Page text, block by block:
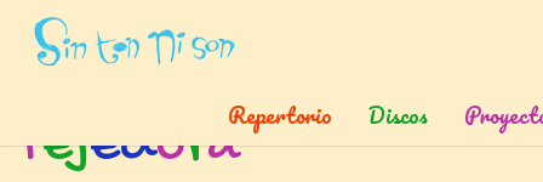
Repertorio Discos
Inicio » Etiquetas » Tejedora
tejedora